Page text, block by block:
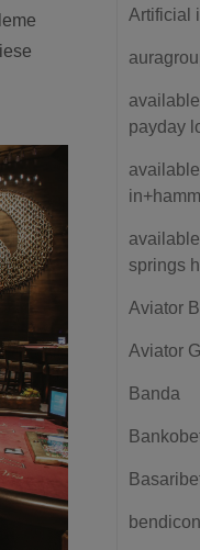
Artificial
payday
springs
Aviator
Aviator
Banda